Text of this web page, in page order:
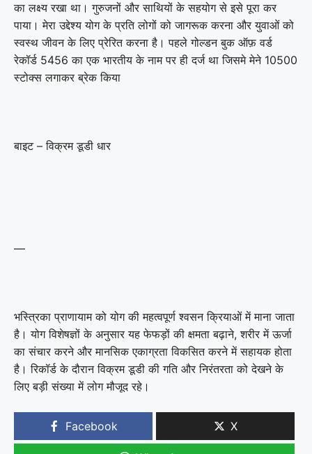
का लक्ष्य रखा था। गुरुजनों और साथियों के सहयोग से इसे पूरा कर
पाया। मेरा उद्देश्य योग के प्रति लोगों को जागरूक करना और युवाओं को
स्वस्थ जीवन के लिए प्रेरित करना है। पहले गोल्डन बुक ऑफ़ वर्ड
रेकॉर्ड 5456 का एक भारतीय के नाम पर ही दर्ज था जिसमे मेने 10500
स्टोक्स लगाकर ब्रेक किया
बाइट – विक्रम डूडी धार
—
भस्त्रिका प्राणायाम को योग की महत्वपूर्ण श्वसन क्रियाओं में माना जाता
है। योग विशेषज्ञों के अनुसार यह फेफड़ों की क्षमता बढ़ाने, शरीर में ऊर्जा
का संचार करने और मानसिक एकाग्रता विकसित करने में सहायक होता
है। रिकॉर्ड के दौरान विक्रम डूडी की गति और निरंतरता को देखने के
लिए बड़ी संख्या में लोग मौजूद रहे।
Facebook X